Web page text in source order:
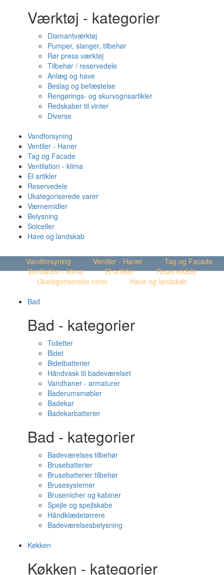
Værktøj - kategorier
Diamantværktøj
Pumper, slanger, tilbehør
Rør press værktøj
Tilbehør / reservedele
Anlæg og have
Beslag og befæstelse
Rengørings- og skurvognsartikler
Redskaber til vinter
Diverse
Vandforsyning
Ventiler - Haner
Tag og Facade
Ventilation - klima
El artikler
Reservedele
Ukategoriserede varer
Værnemidler
Belysning
Solceller
Have og landskab
Vandforsyning Ventiler - Haner
Tag og Facade
Ventilation - klima
El artikler
Reservedele
Ukategoriserede varer
Have og landskab
Bad
Bad - kategorier
Toiletter
Bidet
Bidetbatterier
Håndvask til badeværelset
Vandhaner - armaturer
Baderumsmøbler
Badekar
Badekarbatterier
Bad - kategorier
Badeværelses tilbehør
Brusebatterier
Brusebatterier tilbehør
Brusesystemer
Brusenicher og kabiner
Spejle og spejlskabe
Håndklædetørrere
Badeværelsesbelysning
Køkken
Køkken - kategorier